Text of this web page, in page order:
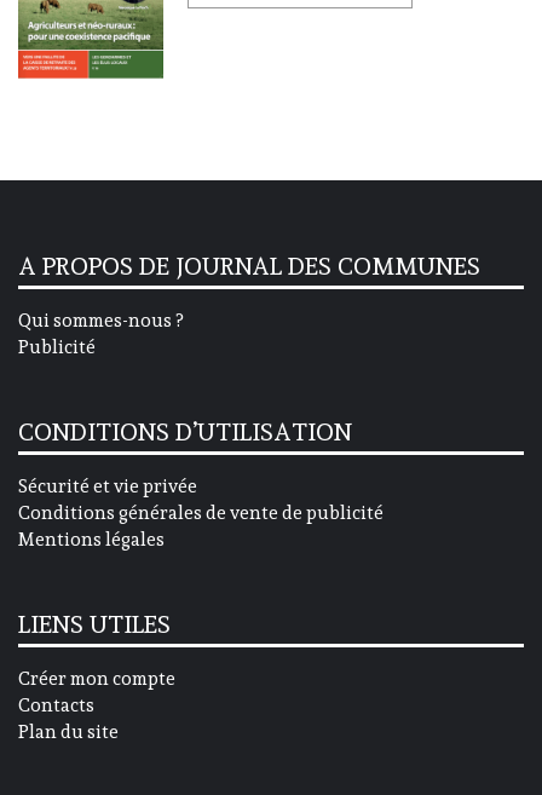
A PROPOS DE JOURNAL DES COMMUNES
Qui sommes-nous ?
Publicité
CONDITIONS D’UTILISATION
Sécurité et vie privée
Conditions générales de vente de publicité
Mentions légales
LIENS UTILES
Créer mon compte
Contacts
Plan du site